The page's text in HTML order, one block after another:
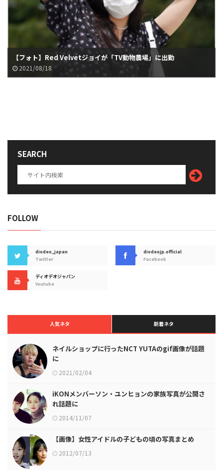
【フォト】Red Velvetジョイが「TV動物農場」に出勤
2021/08/18
SEARCH
FOLLOW
diodeo_japan
Twitter
diodeojp.official
Facebook
ディオデオジャパン
Youtube
人気ネタ 新着ネタ
ネイルショップに行ったNCT YUTAのgif画像が話題
に
2021/02/04
iKONメンバーソン・ユンヒョンの家族写真が公開さ
れ話題に
2014/11/07
【画像】女性アイドルの子どもの頃の写真まとめ
2012/07/13